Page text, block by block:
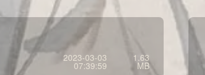
2023-03-03
07:39:59
1.63
MB